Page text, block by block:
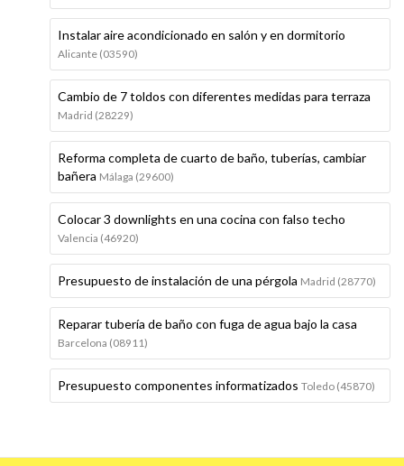
Instalar aire acondicionado en salón y en dormitorio
Alicante (03590)
Cambio de 7 toldos con diferentes medidas para terraza
Madrid (28229)
Reforma completa de cuarto de baño, tuberías, cambiar
bañera Málaga (29600)
Colocar 3 downlights en una cocina con falso techo
Valencia (46920)
Presupuesto de instalación de una pérgola Madrid (28770)
Reparar tubería de baño con fuga de agua bajo la casa
Barcelona (08911)
Presupuesto componentes informatizados Toledo (45870)